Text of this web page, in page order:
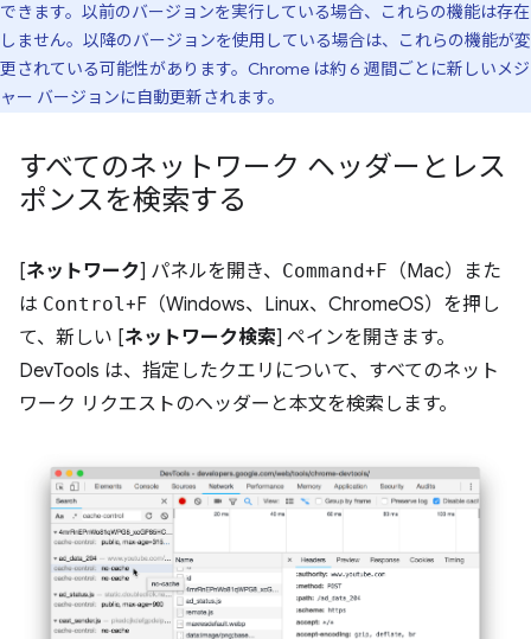
できます。以前のバージョンを実行している場合、これらの機能は存在
しません。以降のバージョンを使用している場合は、これらの機能が変
更されている可能性があります。Chrome は約 6 週間ごとに新しいメジ
ャー バージョンに自動更新されます。
すべてのネットワーク ヘッダーとレス
ポンスを検索する
[ネットワーク] パネルを開き、 Command+F （Mac）また
は Control+F（Windows、Linux、ChromeOS）を押し
て、新しい [ネットワーク検索] ペインを開きます。
DevTools は、指定したクエリについて、すべてのネット
ワーク リクエストのヘッダーと本文を検索します。